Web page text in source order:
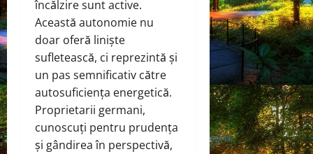
încălzire sunt active.
Această autonomie nu
doar oferă liniște
sufletească, ci reprezintă și
un pas semnificativ către
autosuficiența energetică.
Proprietarii germani,
cunoscuți pentru prudența
și gândirea în perspectivă,